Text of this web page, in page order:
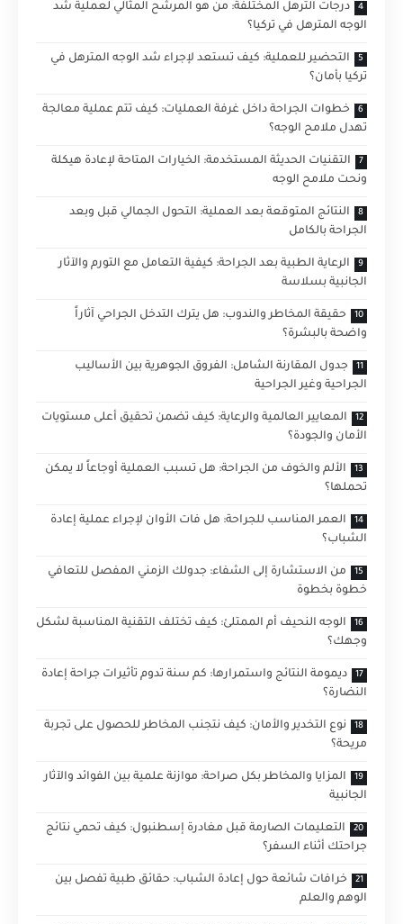
درجات الترهل المختلفة: من هو المرشح المثالي لعملية شد
الوجه المترهل في تركيا؟
التحضير للعملية: كيف تستعد لإجراء شد الوجه المترهل في
تركيا بأمان؟
خطوات الجراحة داخل غرفة العمليات: كيف تتم عملية معالجة
تهدل ملامح الوجه؟
التقنيات الحديثة المستخدمة: الخيارات المتاحة لإعادة هيكلة
ونحت ملامح الوجه
النتائج المتوقعة بعد العملية: التحول الجمالي قبل وبعد
الجراحة بالكامل
الرعاية الطبية بعد الجراحة: كيفية التعامل مع التورم والآثار
الجانبية بسلاسة
حقيقة المخاطر والندوب: هل يترك التدخل الجراحي آثاراً
واضحة بالبشرة؟
جدول المقارنة الشامل: الفروق الجوهرية بين الأساليب
الجراحية وغير الجراحية
المعايير العالمية والرعاية: كيف تضمن تحقيق أعلى مستويات
الأمان والجودة؟
الألم والخوف من الجراحة: هل تسبب العملية أوجاعاً لا يمكن
تحملها؟
العمر المناسب للجراحة: هل فات الأوان لإجراء عملية إعادة
الشباب؟
من الاستشارة إلى الشفاء: جدولك الزمني المفصل للتعافي
خطوة بخطوة
الوجه النحيف أم الممتلئ: كيف تختلف التقنية المناسبة لشكل
وجهك؟
ديمومة النتائج واستمرارها: كم سنة تدوم تأثيرات جراحة إعادة
النضارة؟
نوع التخدير والأمان: كيف نتجنب المخاطر للحصول على تجربة
مريحة؟
المزايا والمخاطر بكل صراحة: موازنة علمية بين الفوائد والآثار
الجانبية
التعليمات الصارمة قبل مغادرة إسطنبول: كيف تحمي نتائج
جراحتك أثناء السفر؟
خرافات شائعة حول إعادة الشباب: حقائق طبية تفصل بين
الوهم والعلم